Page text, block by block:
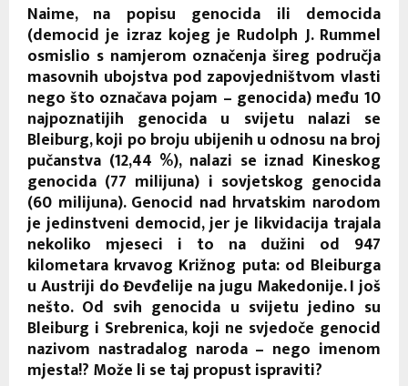
Naime, na popisu genocida ili democida
(democid je izraz kojeg je Rudolph J. Rummel
osmislio s namjerom označenja šireg područja
masovnih ubojstva pod zapovjedništvom vlasti
nego što označava pojam – genocida) među 10
najpoznatijih genocida u svijetu nalazi se
Bleiburg, koji po broju ubijenih u odnosu na broj
pučanstva (12,44 %), nalazi se iznad Kineskog
genocida (77 milijuna) i sovjetskog genocida
(60 milijuna). Genocid nad hrvatskim narodom
je jedinstveni democid, jer je likvidacija trajala
nekoliko mjeseci i to na dužini od 947
kilometara krvavog Križnog puta: od Bleiburga
u Austriji do Đevđelije na jugu Makedonije. I još
nešto. Od svih genocida u svijetu jedino su
Bleiburg i Srebrenica, koji ne svjedoče genocid
nazivom nastradalog naroda – nego imenom
mjesta!? Može li se taj propust ispraviti?